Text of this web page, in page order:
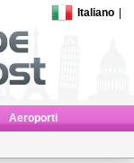
Italiano
Aeroporti